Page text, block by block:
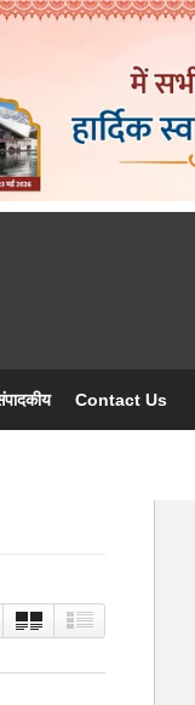
Contact Us